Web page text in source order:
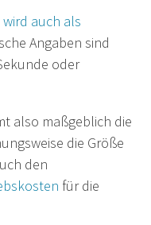
wird auch als
Angaben sind
oder
also maßgeblich die
die Größe
den
für die